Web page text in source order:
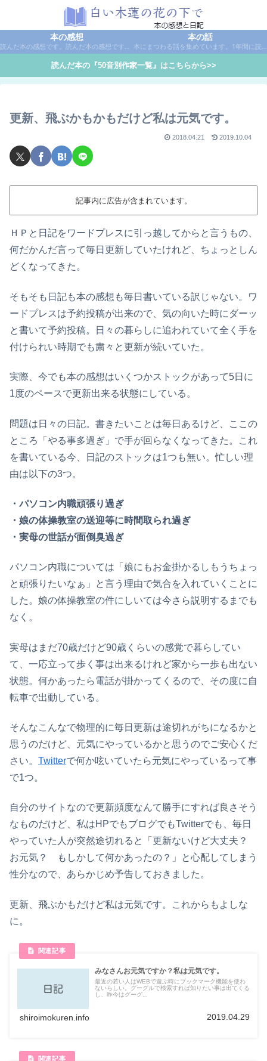
本の感想
読んだ本の感想です。読んだ本の感想です。本は作家名で50音別に分類しています。
本の話
本にまつわる話を集めています。1年間に読んだ本の総括や、本に関する話題など。
読んだ本の『50音別作家一覧』はこちらから>>
更新、飛ぶかもかもだけど私は元気です。
2018.04.21 2019.10.04
記事内に広告が含まれています。
ＨＰと日記をワードプレスに引っ越してからと言うもの、
何だかんだ言って毎日更新していたけれど、ちょっとしん
どくなってきた。
そもそも日記も本の感想も毎日書いている訳じゃない。ワ
ードプレスは予約投稿が出来ので、気の向いた時にダーッ
と書いて予約投稿。日々の暮らしに追われていて全く手を
付けられい時期でも粛々と更新が続いていた。
実際、今でも本の感想はいくつかストックがあって5日に
1度のペースで更新出来る状態にしている。
問題は日々の日記。書きたいことは毎日あるけど、ここの
ところ「やる事多過ぎ」で手が回らなくなってきた。これ
を書いている今、日記のストックは1つも無い。忙しい理
由は以下の3つ。
・パソコン内職頑張り過ぎ
・娘の体操教室の送迎等に時間取られ過ぎ
・実母の世話が面倒臭過ぎ
パソコン内職については「娘にもお金掛かるしもうちょっ
と頑張りたいなぁ」と言う理由で気合を入れていくことに
した。娘の体操教室の件にしいては今さら説明するまでも
なく。
実母はまだ70歳だけど90歳くらいの感覚で暮らしてい
て、一応立って歩く事は出来るけれど家から一歩も出ない
状態。何かあったら電話が掛かってくるので、その度に自
転車で出動している。
そんなこんなで物理的に毎日更新は途切れがちになるかと
思うのだけど、元気にやっているかと思うのでご安心くだ
さい。 Twitterで何か呟いていたら元気にやっているって事
で1つ。
自分のサイトなので更新頻度なんて勝手にすれば良さそう
なものだけど、私はHPでもブログでもTwitterでも、毎日
やっていた人が突然途切れると「更新ないけど大丈夫？
お元気？ もしかして何かあったの？」と心配してしまう
性分なので、あらかじめ予告しておきました。
更新、飛ぶかもだけど私は元気です。これからもよしな
に。
みなさんお元気ですか？私は元気です。
最近の若い人はWEBで遊ぶ時にブックマーク機能を使わ
ないらしい。グーグルで検索すれば知りたい事は出てくる
し、昨今はグーグ...
shiroimokuren.info 2019.04.29